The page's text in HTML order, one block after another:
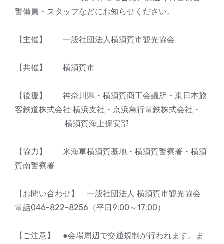
警備員・スタッフなどにお知らせください。
【主催】 一般社団法人横須賀市観光協会
【共催】 横須賀市
【後援】 神奈川県・横須賀商工会議所・東日本旅
客鉄道株式会社 横浜支社・京浜急行電鉄株式会社・
横須賀海上保安部
【協力】 米海軍横須賀基地・横須賀警察署・横須
賀南警察署
【お問い合わせ】 一般社団法人 横須賀市観光協会
電話046-822-8256（平日9:00～17:00）
【ご注意】 ●会場周辺で交通規制が行われます。ま